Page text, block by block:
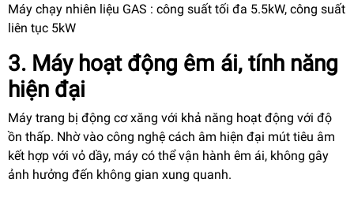
Máy chạy nhiên liệu GAS : công suất tối đa 5.5kW, công suất
liên tục 5kW
3. Máy hoạt động êm ái, tính năng
hiện đại
Máy trang bị động cơ xăng với khả năng hoạt động với độ
ồn thấp. Nhờ vào công nghệ cách âm hiện đại mút tiêu âm
kết hợp với vỏ dầy, máy có thể vận hành êm ái, không gây
ảnh hưởng đến không gian xung quanh.